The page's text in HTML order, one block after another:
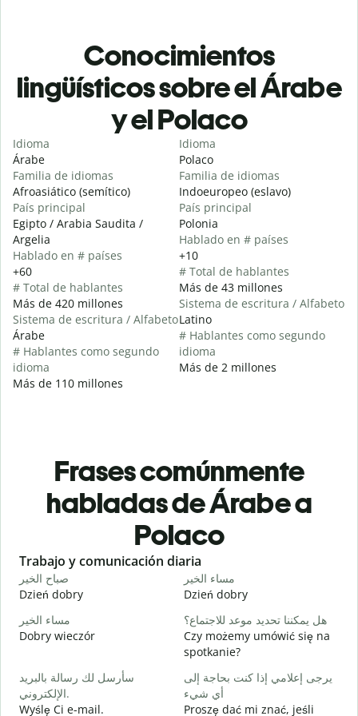
Conocimientos
lingüísticos sobre el Árabe
y el Polaco
Idioma
Árabe
Familia de idiomas
Afroasiático (semítico)
País principal
Egipto / Arabia Saudita /
Argelia
Hablado en # países
+60
# Total de hablantes
Más de 420 millones
Sistema de escritura / Alfabeto
Árabe
# Hablantes como segundo
idioma
Más de 110 millones
Idioma
Polaco
Familia de idiomas
Indoeuropeo (eslavo)
País principal
Polonia
Hablado en # países
+10
# Total de hablantes
Más de 43 millones
Sistema de escritura / Alfabeto
Latino
# Hablantes como segundo
idioma
Más de 2 millones
Frases comúnmente
habladas de Árabe a
Polaco
Slide 1 of 6
Trabajo y comunicación diaria
صباح الخير
Dzień dobry
مساء الخير
Dzień dobry
مساء الخير
Dobry wieczór
هل يمكننا تحديد موعد للاجتماع؟
Czy możemy umówić się na
spotkanie?
سأرسل لك رسالة بالبريد
الإلكتروني.
Wyślę Ci e-mail.
يرجى إعلامي إذا كنت بحاجة إلى
أي شيء
Proszę dać mi znać, jeśli